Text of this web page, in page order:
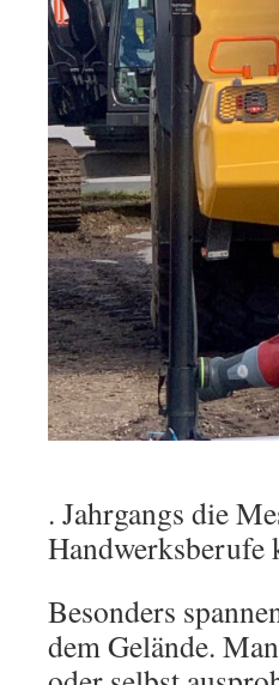
. Jahrgangs die
Handwerksberufe
Besonders
dem Gelände.